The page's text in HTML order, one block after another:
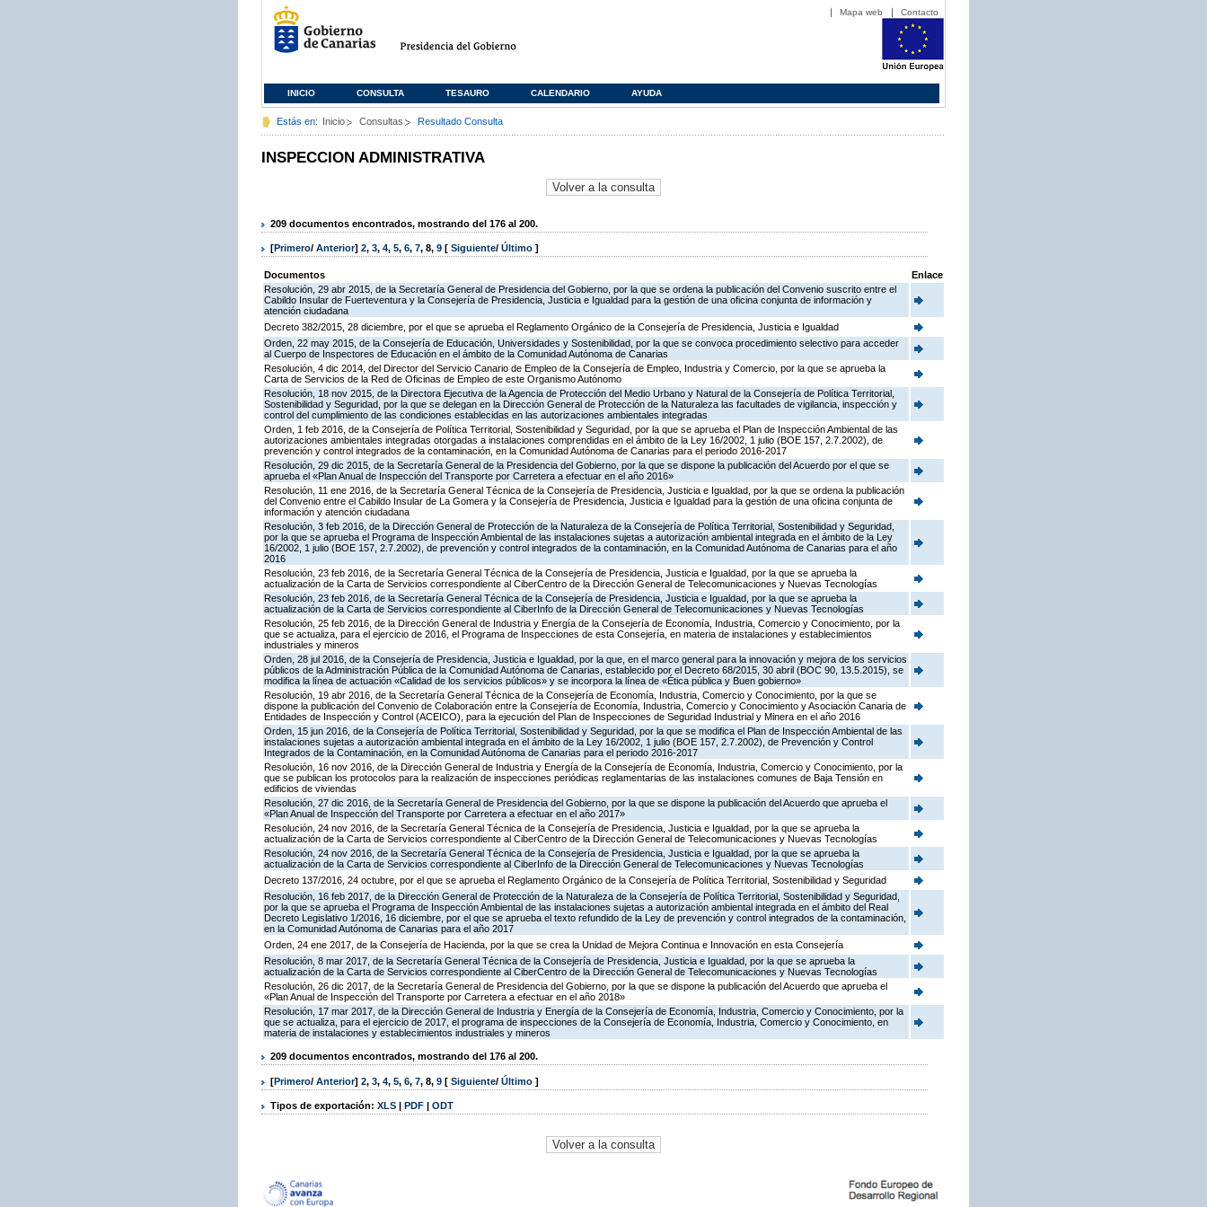
Mapa web Contacto
INICIO CONSULTA TESAURO CALENDARIO AYUDA
Estás en: Inicio Consultas Resultado Consulta
INSPECCION ADMINISTRATIVA
209 documentos encontrados, mostrando del 176 al 200.
[Primero/ Anterior] 2, 3, 4, 5, 6, 7, 8, 9 [ Siguiente/ Último ]
Documentos
Enlace
Resolución, 29 abr 2015, de la Secretaría General de Presidencia del Gobierno, por la que se ordena la publicación del Convenio suscrito entre el
Cabildo Insular de Fuerteventura y la Consejería de Presidencia, Justicia e Igualdad para la gestión de una oficina conjunta de información y
atención ciudadana
Decreto 382/2015, 28 diciembre, por el que se aprueba el Reglamento Orgánico de la Consejería de Presidencia, Justicia e Igualdad
Orden, 22 may 2015, de la Consejería de Educación, Universidades y Sostenibilidad, por la que se convoca procedimiento selectivo para acceder
al Cuerpo de Inspectores de Educación en el ámbito de la Comunidad Autónoma de Canarias
Resolución, 4 dic 2014, del Director del Servicio Canario de Empleo de la Consejería de Empleo, Industria y Comercio, por la que se aprueba la
Carta de Servicios de la Red de Oficinas de Empleo de este Organismo Autónomo
Resolución, 18 nov 2015, de la Directora Ejecutiva de la Agencia de Protección del Medio Urbano y Natural de la Consejería de Política Territorial,
Sostenibilidad y Seguridad, por la que se delegan en la Dirección General de Protección de la Naturaleza las facultades de vigilancia, inspección y
control del cumplimiento de las condiciones establecidas en las autorizaciones ambientales integradas
Orden, 1 feb 2016, de la Consejería de Política Territorial, Sostenibilidad y Seguridad, por la que se aprueba el Plan de Inspección Ambiental de las
autorizaciones ambientales integradas otorgadas a instalaciones comprendidas en el ámbito de la Ley 16/2002, 1 julio (BOE 157, 2.7.2002), de
prevención y control integrados de la contaminación, en la Comunidad Autónoma de Canarias para el periodo 2016-2017
Resolución, 29 dic 2015, de la Secretaría General de la Presidencia del Gobierno, por la que se dispone la publicación del Acuerdo por el que se
aprueba el «Plan Anual de Inspección del Transporte por Carretera a efectuar en el año 2016»
Resolución, 11 ene 2016, de la Secretaría General Técnica de la Consejería de Presidencia, Justicia e Igualdad, por la que se ordena la publicación
del Convenio entre el Cabildo Insular de La Gomera y la Consejería de Presidencia, Justicia e Igualdad para la gestión de una oficina conjunta de
información y atención ciudadana
Resolución, 3 feb 2016, de la Dirección General de Protección de la Naturaleza de la Consejería de Política Territorial, Sostenibilidad y Seguridad,
por la que se aprueba el Programa de Inspección Ambiental de las instalaciones sujetas a autorización ambiental integrada en el ámbito de la Ley
16/2002, 1 julio (BOE 157, 2.7.2002), de prevención y control integrados de la contaminación, en la Comunidad Autónoma de Canarias para el año
2016
Resolución, 23 feb 2016, de la Secretaría General Técnica de la Consejería de Presidencia, Justicia e Igualdad, por la que se aprueba la
actualización de la Carta de Servicios correspondiente al CiberCentro de la Dirección General de Telecomunicaciones y Nuevas Tecnologías
Resolución, 23 feb 2016, de la Secretaría General Técnica de la Consejería de Presidencia, Justicia e Igualdad, por la que se aprueba la
actualización de la Carta de Servicios correspondiente al CiberInfo de la Dirección General de Telecomunicaciones y Nuevas Tecnologías
Resolución, 25 feb 2016, de la Dirección General de Industria y Energía de la Consejería de Economía, Industria, Comercio y Conocimiento, por la
que se actualiza, para el ejercicio de 2016, el Programa de Inspecciones de esta Consejería, en materia de instalaciones y establecimientos
industriales y mineros
Orden, 28 jul 2016, de la Consejería de Presidencia, Justicia e Igualdad, por la que, en el marco general para la innovación y mejora de los servicios
públicos de la Administración Pública de la Comunidad Autónoma de Canarias, establecido por el Decreto 68/2015, 30 abril (BOC 90, 13.5.2015), se
modifica la línea de actuación «Calidad de los servicios públicos» y se incorpora la línea de «Ética pública y Buen gobierno»
Resolución, 19 abr 2016, de la Secretaría General Técnica de la Consejería de Economía, Industria, Comercio y Conocimiento, por la que se
dispone la publicación del Convenio de Colaboración entre la Consejería de Economía, Industria, Comercio y Conocimiento y Asociación Canaria de
Entidades de Inspección y Control (ACEICO), para la ejecución del Plan de Inspecciones de Seguridad Industrial y Minera en el año 2016
Orden, 15 jun 2016, de la Consejería de Política Territorial, Sostenibilidad y Seguridad, por la que se modifica el Plan de Inspección Ambiental de las
instalaciones sujetas a autorización ambiental integrada en el ámbito de la Ley 16/2002, 1 julio (BOE 157, 2.7.2002), de Prevención y Control
Integrados de la Contaminación, en la Comunidad Autónoma de Canarias para el periodo 2016-2017
Resolución, 16 nov 2016, de la Dirección General de Industria y Energía de la Consejería de Economía, Industria, Comercio y Conocimiento, por la
que se publican los protocolos para la realización de inspecciones periódicas reglamentarias de las instalaciones comunes de Baja Tensión en
edificios de viviendas
Resolución, 27 dic 2016, de la Secretaría General de Presidencia del Gobierno, por la que se dispone la publicación del Acuerdo que aprueba el
«Plan Anual de Inspección del Transporte por Carretera a efectuar en el año 2017»
Resolución, 24 nov 2016, de la Secretaría General Técnica de la Consejería de Presidencia, Justicia e Igualdad, por la que se aprueba la
actualización de la Carta de Servicios correspondiente al CiberCentro de la Dirección General de Telecomunicaciones y Nuevas Tecnologías
Resolución, 24 nov 2016, de la Secretaría General Técnica de la Consejería de Presidencia, Justicia e Igualdad, por la que se aprueba la
actualización de la Carta de Servicios correspondiente al CiberInfo de la Dirección General de Telecomunicaciones y Nuevas Tecnologías
Decreto 137/2016, 24 octubre, por el que se aprueba el Reglamento Orgánico de la Consejería de Política Territorial, Sostenibilidad y Seguridad
Resolución, 16 feb 2017, de la Dirección General de Protección de la Naturaleza de la Consejería de Política Territorial, Sostenibilidad y Seguridad,
por la que se aprueba el Programa de Inspección Ambiental de las instalaciones sujetas a autorización ambiental integrada en el ámbito del Real
Decreto Legislativo 1/2016, 16 diciembre, por el que se aprueba el texto refundido de la Ley de prevención y control integrados de la contaminación,
en la Comunidad Autónoma de Canarias para el año 2017
Orden, 24 ene 2017, de la Consejería de Hacienda, por la que se crea la Unidad de Mejora Continua e Innovación en esta Consejería
Resolución, 8 mar 2017, de la Secretaría General Técnica de la Consejería de Presidencia, Justicia e Igualdad, por la que se aprueba la
actualización de la Carta de Servicios correspondiente al CiberCentro de la Dirección General de Telecomunicaciones y Nuevas Tecnologías
Resolución, 26 dic 2017, de la Secretaría General de Presidencia del Gobierno, por la que se dispone la publicación del Acuerdo que aprueba el
«Plan Anual de Inspección del Transporte por Carretera a efectuar en el año 2018»
Resolución, 17 mar 2017, de la Dirección General de Industria y Energía de la Consejería de Economía, Industria, Comercio y Conocimiento, por la
que se actualiza, para el ejercicio de 2017, el programa de inspecciones de la Consejería de Economía, Industria, Comercio y Conocimiento, en
materia de instalaciones y establecimientos industriales y mineros
209 documentos encontrados, mostrando del 176 al 200.
[Primero/ Anterior] 2, 3, 4, 5, 6, 7, 8, 9 [ Siguiente/ Último ]
Tipos de exportación: XLS | PDF | ODT